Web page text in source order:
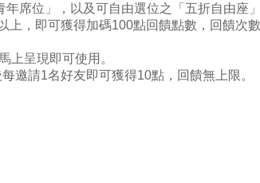
席位」，以及可自由選位之「五折自由座」
，即可獲得加碼100點回饋點數，回饋次
上呈現即可使用。
邀請1名好友即可獲得10點，回饋無上限。